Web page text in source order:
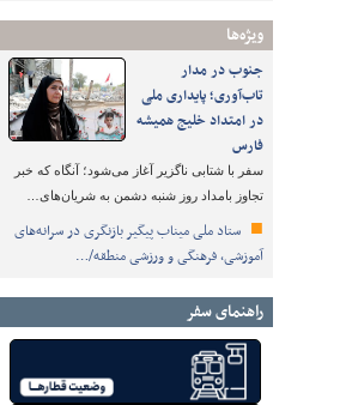
ویژه‌ها
جنوب در مدار
تاب‌آوری؛ پایداری ملی
در امتداد خلیج همیشه
فارس
سفر با شتابی ناگزیر آغاز می‌شود؛ آنگاه که خبر
تجاوز بامداد روز شنبه دشمن به شریان‌های…
ستاد ملی میناب پیگیر بازنگری در سرانه‌های
آموزشی، فرهنگی و ورزشی منطقه/…
راهنمای سفر